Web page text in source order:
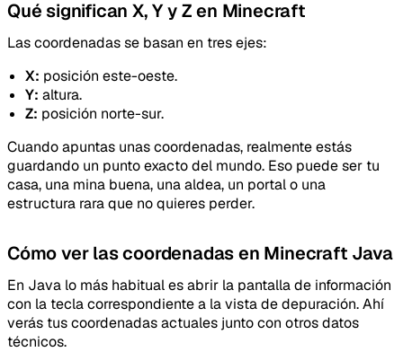
Qué significan X, Y y Z en Minecraft
Las coordenadas se basan en tres ejes:
X: posición este-oeste.
Y: altura.
Z: posición norte-sur.
Cuando apuntas unas coordenadas, realmente estás
guardando un punto exacto del mundo. Eso puede ser tu
casa, una mina buena, una aldea, un portal o una
estructura rara que no quieres perder.
Cómo ver las coordenadas en Minecraft Java
En Java lo más habitual es abrir la pantalla de información
con la tecla correspondiente a la vista de depuración. Ahí
verás tus coordenadas actuales junto con otros datos
técnicos.